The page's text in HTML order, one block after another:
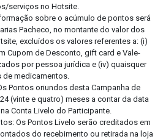
serviços no Hotsite.
sobre o acúmulo de pontos será
Pacheco, no montante do valor dos
excluídos os valores referentes a: (i)
Cupom de Desconto, gift card e Vale-
por pessoa jurídica e (iv) quaisquer
de medicamentos.
Pontos oriundos desta Campanha de
(vinte e quatro) meses a contar da data
Conta Livelo do Participante.
Os Pontos Livelo serão creditados em
do recebimento ou retirada na loja